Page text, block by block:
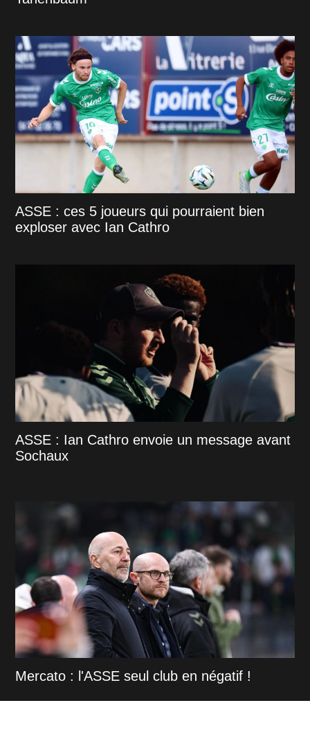
ASSE : ces 5 joueurs qui pourraient bien
exploser avec Ian Cathro
ASSE : Ian Cathro envoie un message avant
Sochaux
Mercato : l'ASSE seul club en négatif !